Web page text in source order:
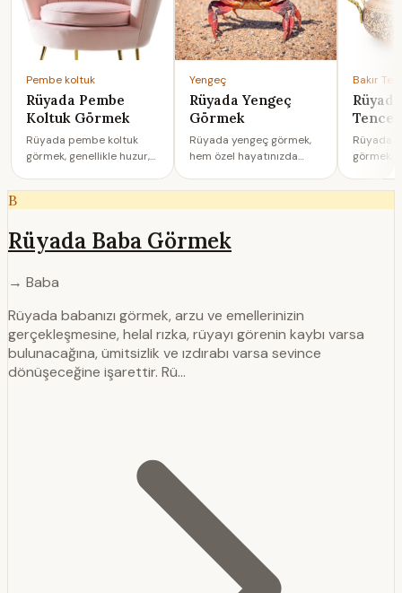
Pembe koltuk
Rüyada Pembe
Koltuk Görmek
Rüyada pembe koltuk
görmek, genellikle huzur,
rahatlama arzusunu
Yengeç
Rüyada Yengeç
Görmek
Rüyada yengeç görmek,
hem özel hayatınızda
yaşanacağına, hem de
Bakır
Rüyada
görmek,
hem de
B
Rüyada Baba Görmek
→ Baba
Rüyada babanızı görmek, arzu ve emellerinizin
gerçekleşmesine, helal rızka, rüyayı görenin kaybı varsa
bulunacağına, ümitsizlik ve ızdırabı varsa sevince
dönüşeceğine işarettir. Rü…